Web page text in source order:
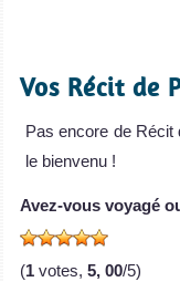
Shark Point est le
autour de Koh Phi
po...
Palong Wall
Phi. La
plongée fac...
Vos Récit de
Pas encore de
le bienvenu !
Avez-vous voyagé
(1 votes, 5, 00/5)